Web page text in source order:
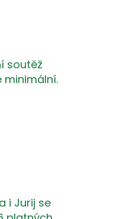
soutěž
minimální.
i Jurij se